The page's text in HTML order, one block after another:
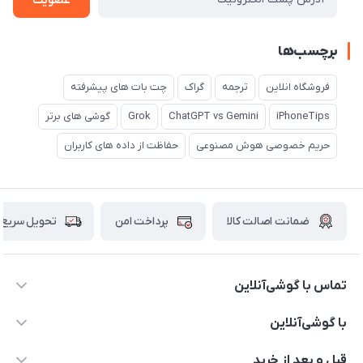
برچسب‌ها
فروشگاه انلاین ترجمه گراک چت بات های پیشرفته
iPhoneTips
ChatGPT vs Gemini
Grok گوشی های برتر
حریم خصوصی هوش مصنوعی حفاظت از داده های کاربران
ضمانت اصالت کالا پرداخت امن تحویل سریع
تماس با گوشی‌آنلاین
۰۲۱91001221
با گوشی‌آنلاین
درباره ما